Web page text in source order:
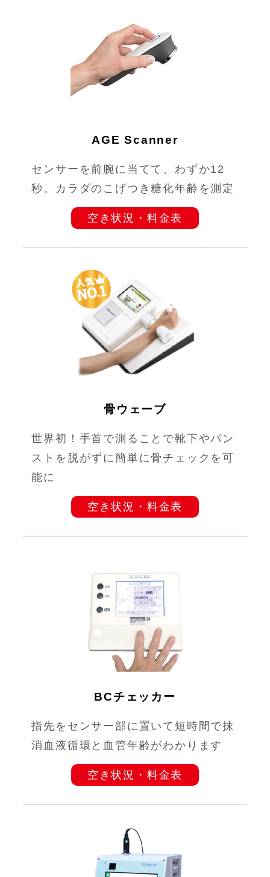
AGE Scanner
センサーを前腕に当てて、わずか12
秒。カラダのこげつき糖化年齢を測定
空き状況・料金表
骨ウェーブ
世界初！手首で測ることで靴下やパン
ストを脱がずに簡単に骨チェックを可
能に
空き状況・料金表
BCチェッカー
指先をセンサー部に置いて短時間で抹
消血液循環と血管年齢がわかります
空き状況・料金表